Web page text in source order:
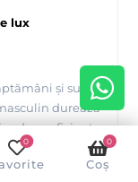
0
Coș
0
lux
și sunt
durează
reduce eficient
lăsând-
Raport